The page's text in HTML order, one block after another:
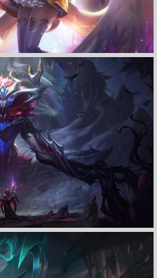
lol英雄联盟》4k游戏超清壁纸
雄联盟》4k高清电脑桌面
立 即 下 载
收 藏
立 即 下 载
收 藏